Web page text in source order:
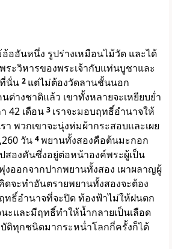
อ้ออันหนึ่ง รูปร่างเหมือนไม้วัด และได้
ระวิหารของพระเจ้ากับแท่นบูชาและ
นั่น 2 แต่ไม่ต้องวัดลานชั้นนอก
ต่างชาติแล้ว เขาทั้งหลายจะเหยียบย่ำ
42 เดือน 3 เราจะมอบฤทธิ์อำนาจให้
า พวกเขาจะนุ่งห่มผ้ากระสอบและเผย
วัน 4พยานทั้งสองคือต้นมะกอก
สองคันซึ่งอยู่ต่อหน้าองค์พระผู้เป็น
งออกจากปากพยานทั้งสอง เผาผลาญผู้
ดจะทำอันตรายพยานทั้งสองจะต้อง
ทธิ์อำนาจที่จะปิด ท้องฟ้าไม่ให้ฝนตก
ะและมีฤทธิ์ทำให้น้ำกลายเป็นเลือด
ติทุกชนิดมากระหน่ำโลกกี่ครั้งก็ได้